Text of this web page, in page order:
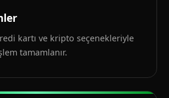
kartı ve kripto seçenekleriyle
tamamlanır.